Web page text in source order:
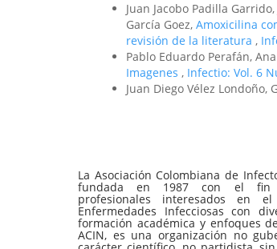
Juan Jacobo Padilla
García Goez, Amoxicilina
revisión de la literatura ,
Pablo Eduardo Perafán,
Imagenes , Infectio: Vol. 6
Juan Diego Vélez Londoño,
La Asociación Colombiana de
fundada en 1987 con el fin
profesionales interesados en
Enfermedades Infecciosas con
formación académica y enfoques
ACIN, es una organización no